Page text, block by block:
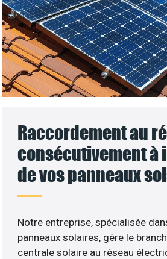
Raccordement au
consécutivement à
de vos panneaux
Notre entreprise, spécialisée
panneaux solaires, gère le
centrale solaire au réseau